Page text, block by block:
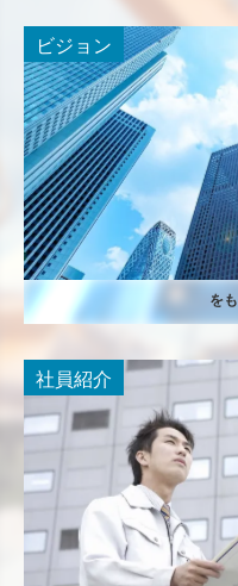
ビジョン
を
社員紹介